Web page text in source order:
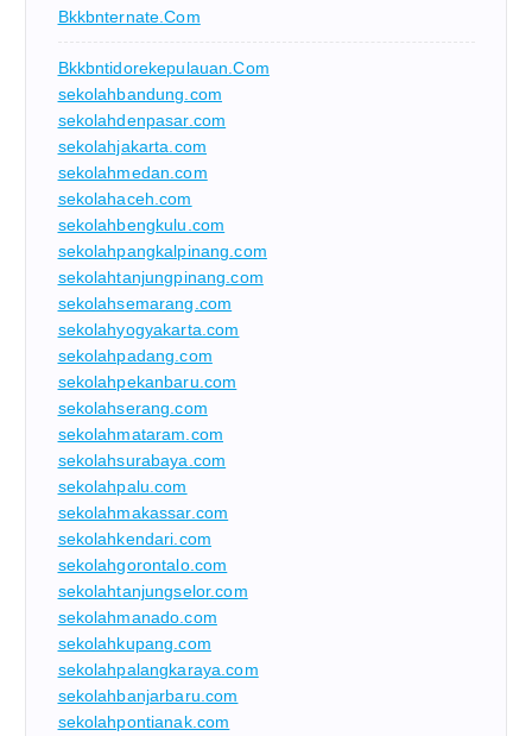
Bkkbnternate.com
Bkkbntidorekepulauan.com
sekolahbandung.com
sekolahdenpasar.com
sekolahjakarta.com
sekolahmedan.com
sekolahaceh.com
sekolahbengkulu.com
sekolahpangkalpinang.com
sekolahtanjungpinang.com
sekolahsemarang.com
sekolahyogyakarta.com
sekolahpadang.com
sekolahpekanbaru.com
sekolahserang.com
sekolahmataram.com
sekolahsurabaya.com
sekolahpalu.com
sekolahmakassar.com
sekolahkendari.com
sekolahgorontalo.com
sekolahtanjungselor.com
sekolahmanado.com
sekolahkupang.com
sekolahpalangkaraya.com
sekolahbanjarbaru.com
sekolahpontianak.com